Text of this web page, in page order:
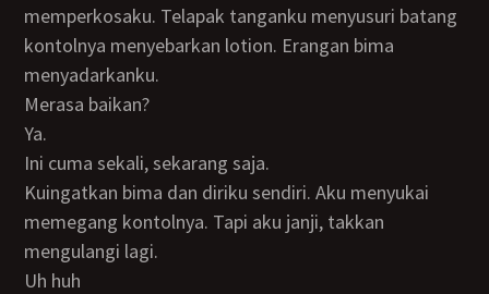
memperkosaku. Telapak tanganku menyusuri batang
kontolnya menyebarkan lotion. Erangan bima
menyadarkanku.
Merasa baikan?
Ya.
Ini cuma sekali, sekarang saja.
Kuingatkan bima dan diriku sendiri. Aku menyukai
memegang kontolnya. Tapi aku janji, takkan
mengulangi lagi.
Uh huh